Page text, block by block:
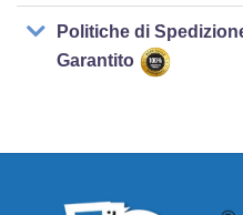
Politiche di
Garantito